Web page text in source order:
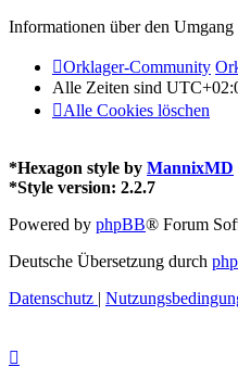
Informationen über den
Orklager-Community
Alle Zeiten sind
Alle Cookies löschen
*Hexagon style by MannixMD
*Style version: 2.2.7
Powered by phpBB® Forum
Deutsche Übersetzung durch
Datenschutz |